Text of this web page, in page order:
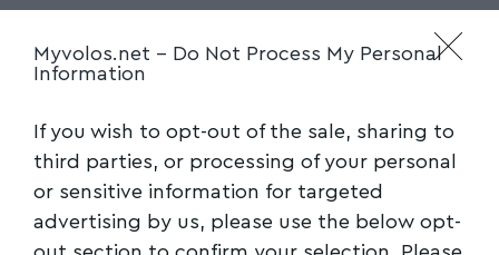
Myvolos.net - Do Not Process My Personal
Information
If you wish to opt-out of the sale, sharing to
third parties, or processing of your personal
or sensitive information for targeted
advertising by us, please use the below opt-